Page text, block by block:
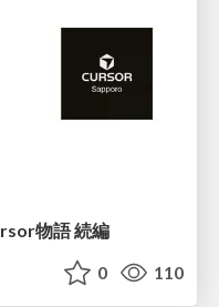
物語 続編
0 110